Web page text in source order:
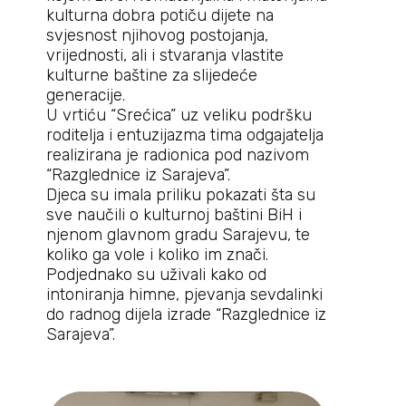
kulturna dobra potiču dijete na
svjesnost njihovog postojanja,
vrijednosti, ali i stvaranja vlastite
kulturne baštine za slijedeće
generacije.
U vrtiću “Srećica” uz veliku podršku
roditelja i entuzijazma tima odgajatelja
realizirana je radionica pod nazivom
“Razglednice iz Sarajeva”.
Djeca su imala priliku pokazati šta su
sve naučili o kulturnoj baštini BiH i
njenom glavnom gradu Sarajevu, te
koliko ga vole i koliko im znači.
Podjednako su uživali kako od
intoniranja himne, pjevanja sevdalinki
do radnog dijela izrade “Razglednice iz
Sarajeva”.